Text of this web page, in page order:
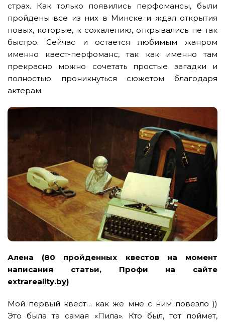
страх. Как только появились перфомансы, были
пройдены все из них в Минске и ждал открытия
новых, которые, к сожалению, открывались не так
быстро. Сейчас и остается любимым жанром
именно квест-перфоманс, так как именно там
прекрасно можно сочетать простые загадки и
полностью проникнуться сюжетом благодаря
актерам.
Алена (80 пройденных квестов на момент
написания статьи, Профи на сайте
extrareality.by)
Мой первый квест… как же мне с ним повезло ))
Это была та самая «Пила». Кто был, тот поймет,